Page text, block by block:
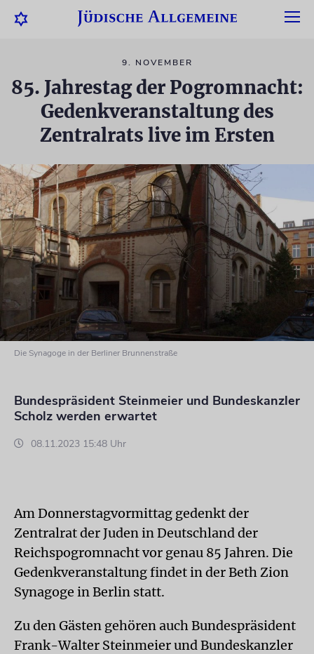
9. NOVEMBER
85. Jahrestag der Pogromnacht:
Gedenkveranstaltung des
Zentralrats live im Ersten
Die Synagoge in der Berliner Brunnenstraße
Bundespräsident Steinmeier und Bundeskanzler
Scholz werden erwartet
08.11.2023 15:48 Uhr
Am Donnerstagvormittag gedenkt der
Zentralrat der Juden in Deutschland der
Reichspogromnacht vor genau 85 Jahren. Die
Gedenkveranstaltung findet in der Beth Zion
Synagoge in Berlin statt.
Zu den Gästen gehören auch Bundespräsident
Frank-Walter Steinmeier und Bundeskanzler